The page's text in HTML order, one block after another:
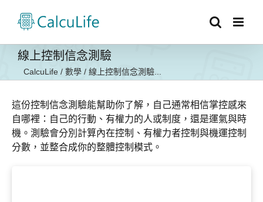
線上控制信念測驗
CalcuLife / 數學 / 線上控制信念測驗...
這份控制信念測驗能幫助你了解，自己通常相信掌控感來
自哪裡：自己的行動、有權力的人或制度，還是運氣與時
機。測驗會分別計算內在控制、有權力者控制與機運控制
分數，並整合成你的整體控制模式。